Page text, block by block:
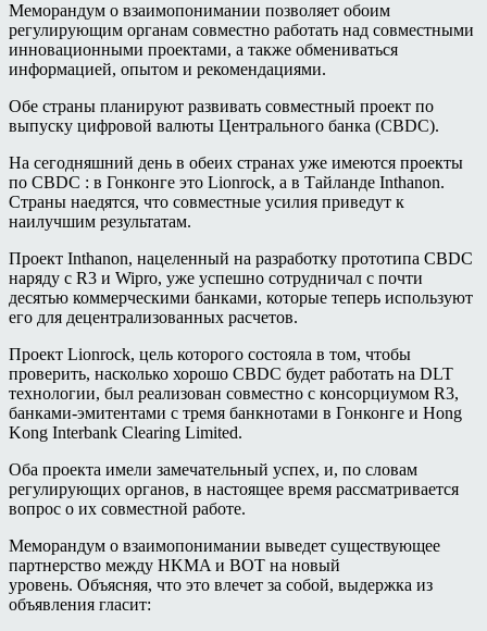
Меморандум о взаимопонимании позволяет обоим
регулирующим органам совместно работать над совместными
инновационными проектами, а также обмениваться
информацией, опытом и рекомендациями.
Обе страны планируют развивать совместный проект по
выпуску цифровой валюты Центрального банка (CBDC).
На сегодняшний день в обеих странах уже имеются проекты
по CBDC : в Гонконге это Lionrock, а в Тайланде Inthanon.
Страны наедятся, что совместные усилия приведут к
наилучшим результатам.
Проект Inthanon, нацеленный на разработку прототипа CBDC
наряду с R3 и Wipro, уже успешно сотрудничал с почти
десятью коммерческими банками, которые теперь используют
его для децентрализованных расчетов.
Проект Lionrock, цель которого состояла в том, чтобы
проверить, насколько хорошо CBDC будет работать на DLT
технологии, был реализован совместно с консорциумом R3,
банками-эмитентами с тремя банкнотами в Гонконге и Hong
Kong Interbank Clearing Limited.
Оба проекта имели замечательный успех, и, по словам
регулирующих органов, в настоящее время рассматривается
вопрос о их совместной работе.
Меморандум о взаимопонимании выведет существующее
партнерство между HKMA и BOT на новый
уровень. Объясняя, что это влечет за собой, выдержка из
объявления гласит: